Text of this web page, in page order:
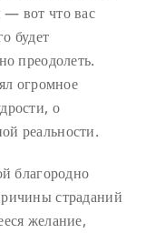
вот что вас
будет
преодолеть.
огромное
о
реальности.
благородно
страданий
желание,